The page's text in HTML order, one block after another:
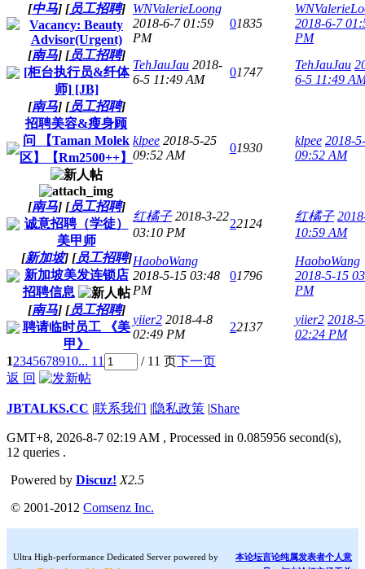
[中马] [员工招聘]
Vacancy: Beauty
Advisor(Urgent)
WNValerieLoong
2018-6-7 01:59
PM
01835
2018-6-7
PM
[南马] [员工招聘]
[柜台执行员&纤体
师] [JB]
TehJauJau 2018-
6-5 11:49 AM
01747
TehJauJau
6-5 11:49
[南马] [员工招聘]
招聘美容&瘦身顾
问 【Taman Molek
区】【Rm2500++】
klpee 2018-5-25
09:52 AM
01930
klpee 2018-
09:52 AM
[南马] [员工招聘]
诚意招聘（学徒）
美甲师
红橘子 2018-3-22
03:10 PM
22124
红橘子
10:59 AM
[新加坡] [员工招聘]
新加坡美发连锁店
招聘信息
HaoboWang
2018-5-15 03:48
PM
01796
HaoboWang
2018-5-15
PM
[南马] [员工招聘]
聘请临时员工 《美
甲》
yiier2 2018-4-8
02:49 PM
22137
yiier2 2018-
02:24 PM
12345678910... 11 / 11 页下一页
返 回
JBTALKS.CC |联系我们 |隐私政策 |Share
GMT+8, 2026-8-7 02:19 AM , Processed in 0.085956 second(s),
12 queries .
Powered by Discuz! X2.5
© 2001-2012 Comsenz Inc.
Ultra High-performance Dedicated Server powered by
本论坛言论纯属发表者个人意